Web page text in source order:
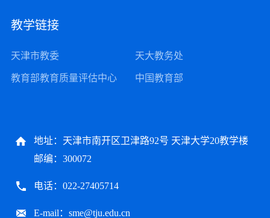
教学链接
天津市教委 天大教务处
教育部教育质量评估中心 中国教育部
地址：天津市南开区卫津路92号 天津大学20教学楼
邮编：300072
电话：022-27405714
E-mail：sme@tju.edu.cn